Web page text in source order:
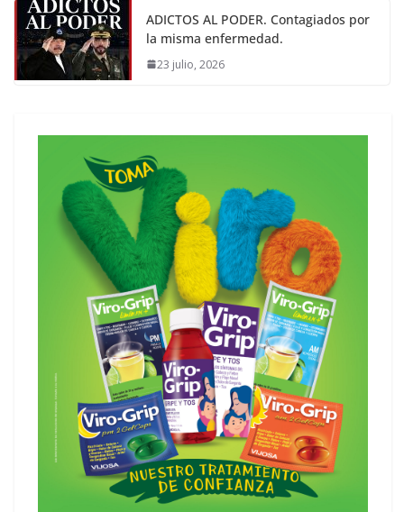
ADICTOS AL PODER. Contagiados por
la misma enfermedad.
23 julio, 2026